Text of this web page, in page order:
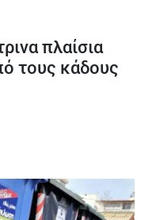
πλαίσια
τους κάδους